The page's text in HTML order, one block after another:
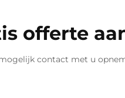
offerte
contact met u